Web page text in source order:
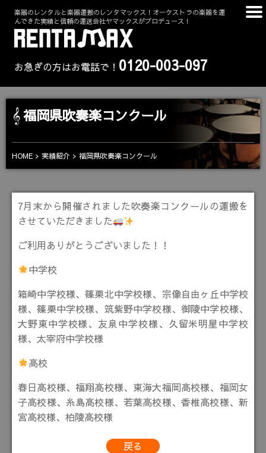
楽器のレンタルと楽器運搬のレンタマックス！オーケストラの楽器を運
んできた実績と信頼の運送会社ヤマックスがプロデュース！
お急ぎの方はお電話で！ 0120-003-097
福岡県吹奏楽コンクール
HOME 実績紹介 福岡県吹奏楽コンクール
7月末から開催されました吹奏楽コンクールの運搬を
させていただきました
ご利用ありがとうございました！！
中学校
箱崎中学校様、篠栗北中学校様、宗像自由ヶ丘中学校
様、篠栗中学校様、筑紫野中学校様、御陵中学校様、
大野東中学校様、友泉中学校様、久留米明星中学校
様、太宰府中学校様
高校
春日高校様、福翔高校様、東海大福岡高校様、福岡女
子高校様、糸島高校様、若葉高校様、香椎高校様、新
宮高校様、柏陵高校様
戻る